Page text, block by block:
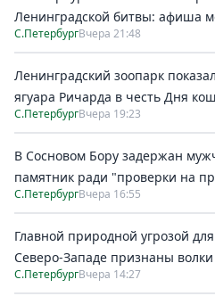
Ленинградской битвы: афиша
С.ПетербургВчера 21:48
Ленинградский зоопарк
ягуара Ричарда в честь Дня
С.ПетербургВчера 19:23
В Сосновом Бору задержан
памятник ради "проверки на
С.ПетербургВчера 16:55
Главной природной угрозой
Северо-Западе признаны
С.ПетербургВчера 14:27